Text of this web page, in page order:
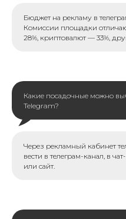
Бюджет на рекламу в
Комиссии площадки
28%, криптовалют — 33%,
Какие посадочные можно
Telegram?
Через рекламный кабинет
вести в телеграм-канал, в
или сайт.